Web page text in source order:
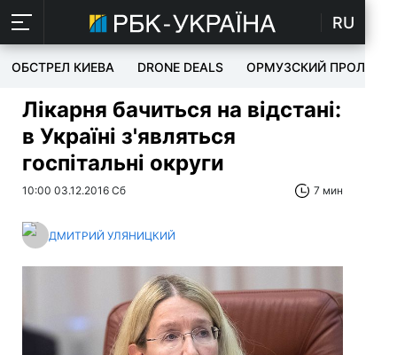
RU
ОБСТРЕЛ КИЕВА DRONE DEALS ОРМУЗСКИЙ ПРОЛИВ
Лікарня бачиться на відстані:
в Україні з'являться
госпітальні округи
10:00 03.12.2016 Сб 7 мин
ДМИТРИЙ УЛЯНИЦКИЙ